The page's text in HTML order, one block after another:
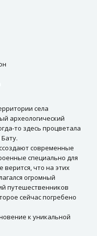
села
археологический
то здесь процветала
современные
специально для
что на этих
огромный
путешественников
сейчас погребено
к уникальной